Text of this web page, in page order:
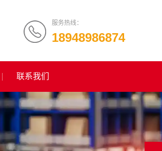
服务热线：
18948986874
联系我们